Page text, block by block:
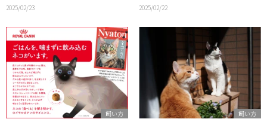
2025/02/23 2025/02/22
飼い方
飼い方